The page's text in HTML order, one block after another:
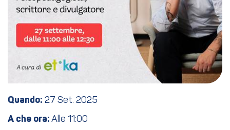
Quando: 27 Set. 2025
A che ora: Alle 11:00